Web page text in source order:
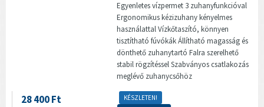
Egyenletes vízpermet 3 zuhanyfunkcióval
Ergonomikus kézizuhany kényelmes
használattal Vízkőtaszító, könnyen
tisztítható fúvókák Állítható magasság és
dönthető zuhanytartó Falra szerelhető
stabil rögzítéssel Szabványos csatlakozás
meglévő zuhanycsőhöz
KÉSZLETEN!
28 400 Ft